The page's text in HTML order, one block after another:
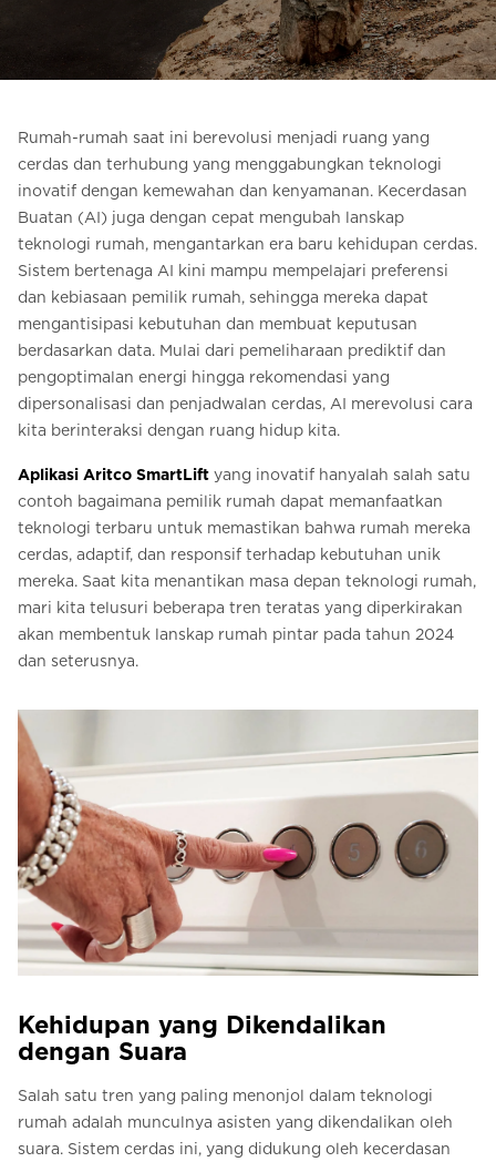
Pesan Digital HomeKit
Minta perkiraan harga
Pendaftaran buletin
Hubungi
Rumah-rumah saat ini berevolusi menjadi ruang yang
cerdas dan terhubung yang menggabungkan teknologi
inovatif dengan kemewahan dan kenyamanan. Kecerdasan
Buatan (AI) juga dengan cepat mengubah lanskap
teknologi rumah, mengantarkan era baru kehidupan cerdas.
Sistem bertenaga AI kini mampu mempelajari preferensi
dan kebiasaan pemilik rumah, sehingga mereka dapat
mengantisipasi kebutuhan dan membuat keputusan
berdasarkan data. Mulai dari pemeliharaan prediktif dan
pengoptimalan energi hingga rekomendasi yang
dipersonalisasi dan penjadwalan cerdas, AI merevolusi cara
kita berinteraksi dengan ruang hidup kita.
Aplikasi Aritco SmartLift yang inovatif hanyalah salah satu
contoh bagaimana pemilik rumah dapat memanfaatkan
teknologi terbaru untuk memastikan bahwa rumah mereka
cerdas, adaptif, dan responsif terhadap kebutuhan unik
mereka. Saat kita menantikan masa depan teknologi rumah,
mari kita telusuri beberapa tren teratas yang diperkirakan
akan membentuk lanskap rumah pintar pada tahun 2024
dan seterusnya.
Kehidupan yang Dikendalikan
dengan Suara
Salah satu tren yang paling menonjol dalam teknologi
rumah adalah munculnya asisten yang dikendalikan oleh
suara. Sistem cerdas ini, yang didukung oleh kecerdasan